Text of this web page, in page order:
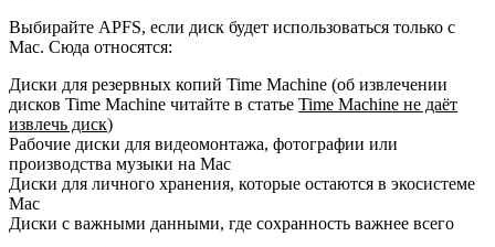
Выбирайте APFS, если диск будет использоваться только с
Mac. Сюда относятся:
Диски для резервных копий Time Machine (об извлечении
дисков Time Machine читайте в статье Time Machine не даёт
извлечь диск)
Рабочие диски для видеомонтажа, фотографии или
производства музыки на Mac
Диски для личного хранения, которые остаются в экосистеме
Mac
Диски с важными данными, где сохранность важнее всего